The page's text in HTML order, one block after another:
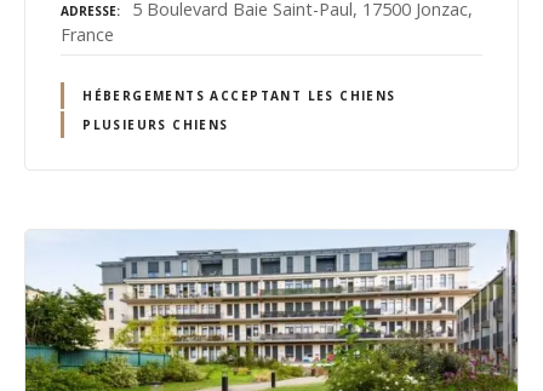
ADRESSE
5 Boulevard Baie Saint-Paul, 17500 Jonzac,
France
HÉBERGEMENTS ACCEPTANT LES CHIENS
PLUSIEURS CHIENS